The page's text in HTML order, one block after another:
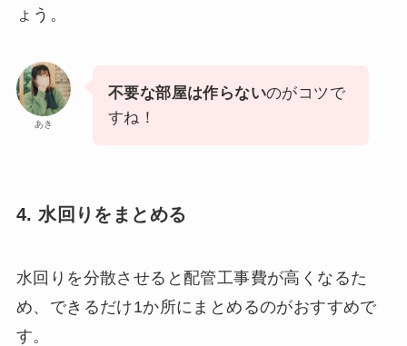
ょう。
あき
不要な部屋は作らないのがコツで
すね！
4. 水回りをまとめる
水回りを分散させると配管工事費が高くなるた
め、できるだけ1か所にまとめるのがおすすめで
す。